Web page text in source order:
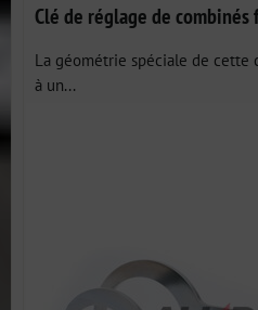
Clé de réglage de
La géométrie spéciale de
à un...